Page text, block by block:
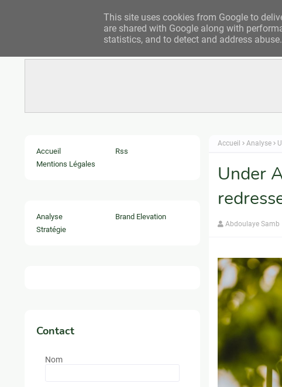
Accueil
Rss
Mentions Légales
Analyse
Brand Elevation
Stratégie
Contact
Nom
Accueil Analyse
Under
Abdoulaye Samb
This site uses cookies from Google to
are shared with Google along with
statistics, and to detect and address abuse.